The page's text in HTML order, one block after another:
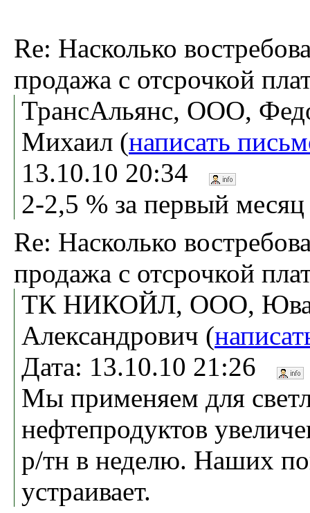
Re: Насколько
продажа с отсрочкой
ТрансАльянс, ООО,
Михаил (написать
13.10.10 20:34
2-2,5 % за первый месяц
Re: Насколько
продажа с отсрочкой
ТК НИКОЙЛ, ООО,
Александрович (
Дата: 13.10.10 21:26
Мы применяем для
нефтепродуктов
р/тн в неделю. Наших
устраивает.